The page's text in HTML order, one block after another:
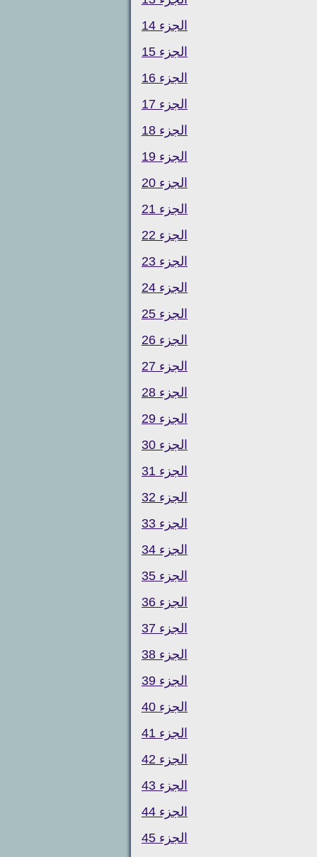
الجزء 14
الجزء 15
الجزء 16
الجزء 17
الجزء 18
الجزء 19
الجزء 20
الجزء 21
الجزء 22
الجزء 23
الجزء 24
الجزء 25
الجزء 26
الجزء 27
الجزء 28
الجزء 29
الجزء 30
الجزء 31
الجزء 32
الجزء 33
الجزء 34
الجزء 35
الجزء 36
الجزء 37
الجزء 38
الجزء 39
الجزء 40
الجزء 41
الجزء 42
الجزء 43
الجزء 44
الجزء 45